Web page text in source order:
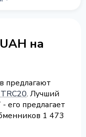
на
предлагают
. Лучший
его предлагает
1 473